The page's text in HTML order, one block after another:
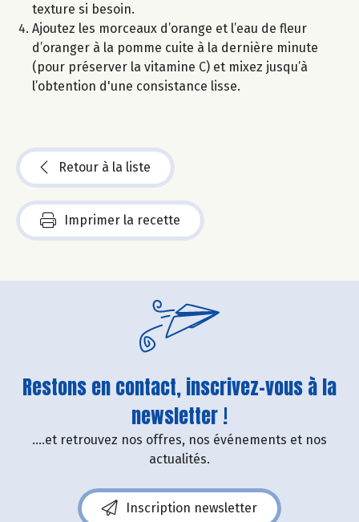
texture si besoin.
Ajoutez les morceaux d’orange et l’eau de fleur
d’oranger à la pomme cuite à la dernière minute
(pour préserver la vitamine C) et mixez jusqu’à
l’obtention d'une consistance lisse.
Retour à la liste
Imprimer la recette
Restons en contact, inscrivez-vous à la
newsletter !
....et retrouvez nos offres, nos événements et nos
actualités.
Inscription newsletter